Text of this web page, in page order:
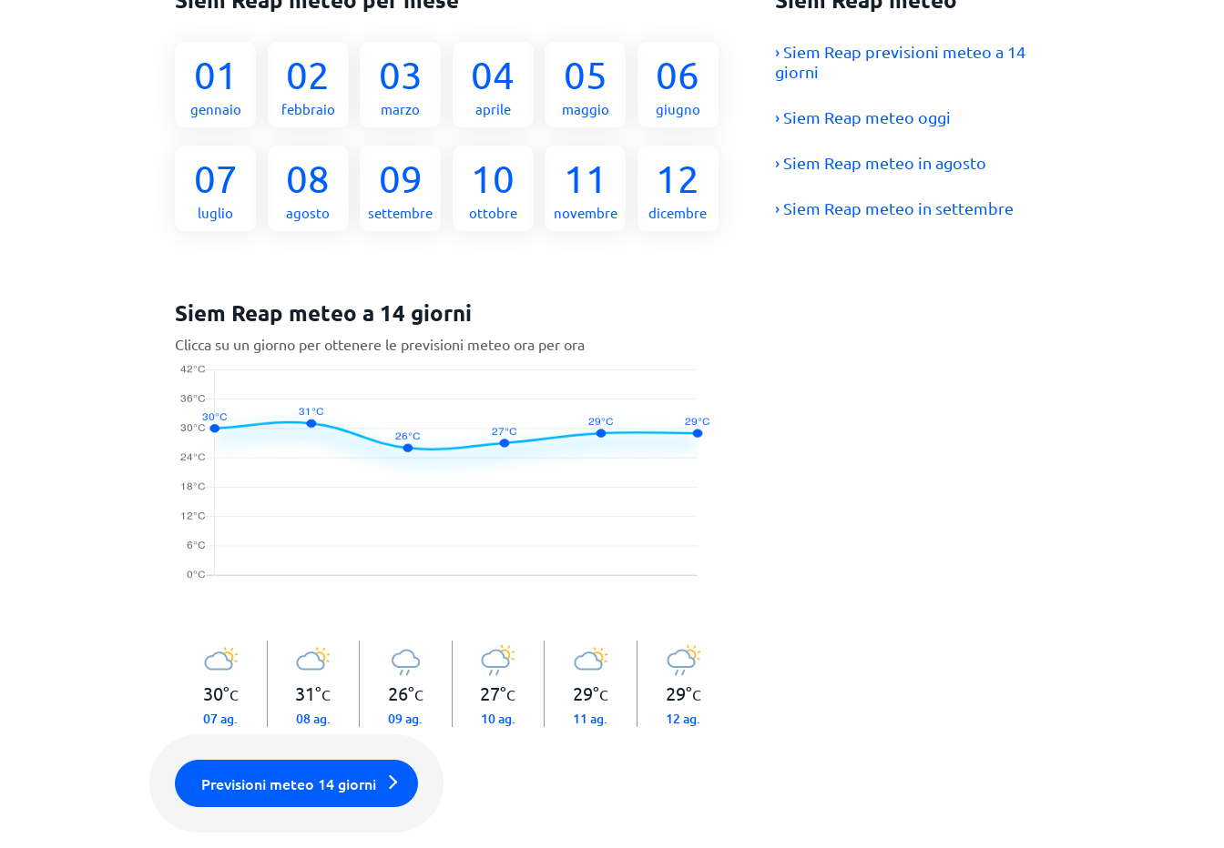
01
gennaio
02
febbraio
03
marzo
04
aprile
05
maggio
06
giugno
07
luglio
08
agosto
09
settembre
10
ottobre
11
novembre
12
dicembre
› Siem Reap previsioni meteo a 14
giorni
› Siem Reap meteo oggi
› Siem Reap meteo in agosto
› Siem Reap meteo in settembre
Siem Reap meteo a 14 giorni
Clicca su un giorno per ottenere le previsioni meteo ora per ora
30°C
07 ag.
31°C
08 ag.
26°C
09 ag.
27°C
10 ag.
29°C
11 ag.
29°C
12 ag.
Previsioni meteo 14 giorni